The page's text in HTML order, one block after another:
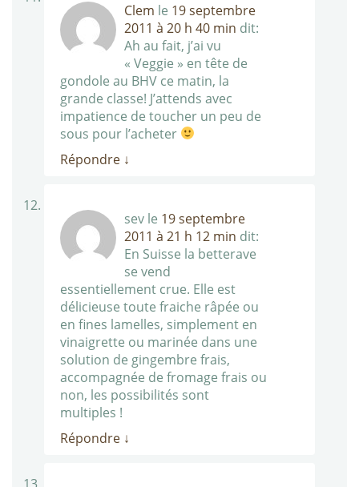
Clem le 19 septembre
2011 à 20 h 40 min dit:
Ah au fait, j’ai vu
« Veggie » en tête de
gondole au BHV ce matin, la
grande classe! J’attends avec
impatience de toucher un peu de
sous pour l’acheter
Répondre ↓
sev le 19 septembre
2011 à 21 h 12 min dit:
En Suisse la betterave
se vend
essentiellement crue. Elle est
délicieuse toute fraiche râpée ou
en fines lamelles, simplement en
vinaigrette ou marinée dans une
solution de gingembre frais,
accompagnée de fromage frais ou
non, les possibilités sont
multiples !
Répondre ↓